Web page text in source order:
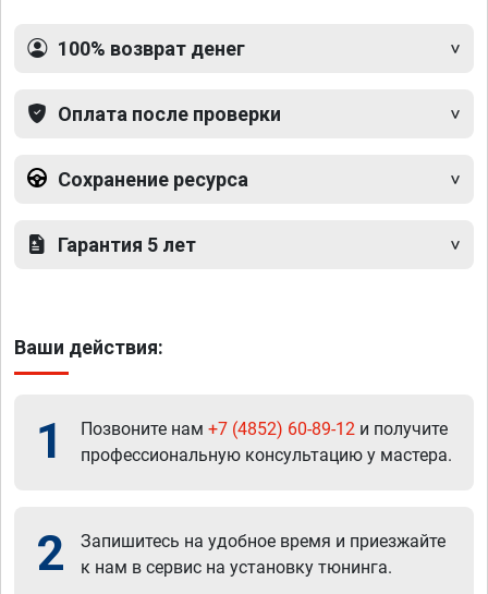
100% возврат денег
Оплата после проверки
Сохранение ресурса
Гарантия 5 лет
Ваши действия:
1 Позвоните нам +7 (4852) 60-89-12 и получите
профессиональную консультацию у мастера.
2
Запишитесь на удобное время и приезжайте
к нам в сервис на установку тюнинга.